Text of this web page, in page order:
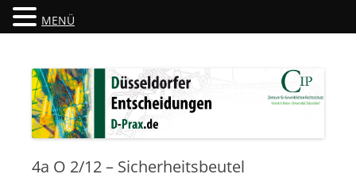
Düsseldorfer Entscheidungen
4a O 2/12 – Sicherheitsbeutel
MENÜ